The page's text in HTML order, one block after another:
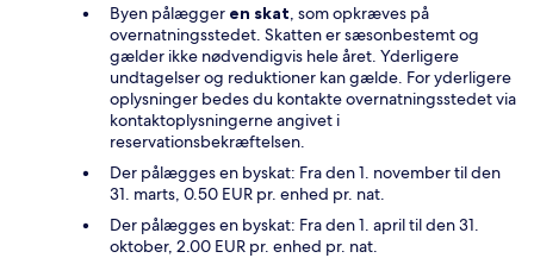
Byen pålægger en skat, som opkræves på
overnatningsstedet. Skatten er sæsonbestemt og
gælder ikke nødvendigvis hele året. Yderligere
undtagelser og reduktioner kan gælde. For yderligere
oplysninger bedes du kontakte overnatningsstedet via
kontaktoplysningerne angivet i
reservationsbekræftelsen.
Der pålægges en byskat: Fra den 1. november til den
31. marts, 0.50 EUR pr. enhed pr. nat.
Der pålægges en byskat: Fra den 1. april til den 31.
oktober, 2.00 EUR pr. enhed pr. nat.